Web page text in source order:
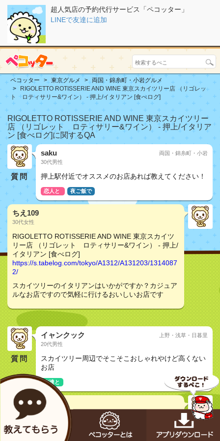
超人気店の予約代行サービス「ペコッター」
LINEで友達に追加
ペコッター 東京グルメ
両国・錦糸町・小岩グルメ
RIGOLETTO ROTISSERIE AND WINE 東京スカイツリー店 （リゴレッ
ト ロティサリー&ワイン） - 押上/イタリアン [食べログ]
RIGOLETTO ROTISSERIE AND WINE 東京スカイツリー
店 （リゴレット ロティサリー&ワイン） - 押上/イタリア
ン [食べログ]に関するQA
質問
saku
30代男性
両国・錦糸町・小岩
押上駅付近でオススメのお店あれば教えてください！
恋人と 夜ご飯で
ちえ109
30代女性
RIGOLETTO ROTISSERIE AND WINE 東京スカイツ
リー店 （リゴレット ロティサリー&ワイン） - 押上/
イタリアン [食べログ]
https://s.tabelog.com/tokyo/A1312/A131203/1314087
2/
スカイツリーのイタリアンはいかがですか？カジュア
ルなお店ですので気軽に行けるおいしいお店です
質問
イャンクック
20代男性
上野・浅草・日暮里
スカイツリー周辺でそこそこおしゃれやけど高くない
お店
友達と
天神
30代非公開
RIGOLETTO ROTISSERIE AND WINE 東京スカイツ
リー店 （リゴレット ロティサリー&ワイン） - 押上/